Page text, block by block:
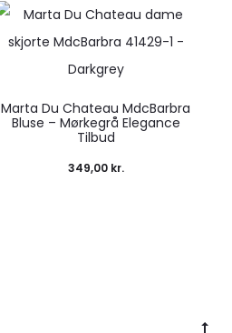
Marta Du Chateau MdcBarbra
Bluse – Mørkegrå Elegance
Tilbud
349,00 kr.